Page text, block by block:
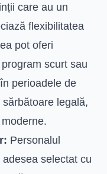
care au un
flexibilitatea
pot oferi
scurt sau
perioadele de
legală,
Personalul
selectat cu